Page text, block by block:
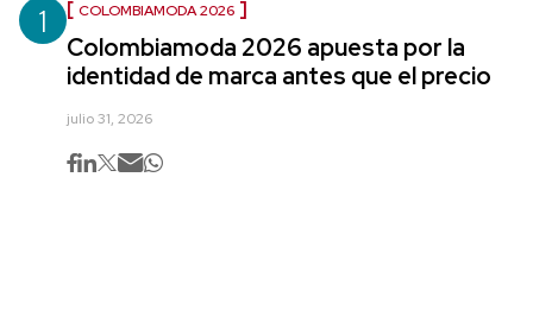
1 COLOMBIAMODA 2026
Colombiamoda 2026 apuesta por la
identidad de marca antes que el precio
julio 31, 2026